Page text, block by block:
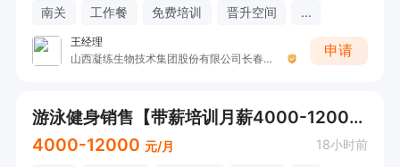
南关 工作餐 免费培训 晋升空间 ...
王经理
山西凝练生物技术集团股份有限公司长春运营中心
申请
游泳健身销售【带薪培训月薪4000-12000】
4000-12000 元/月 18小时前